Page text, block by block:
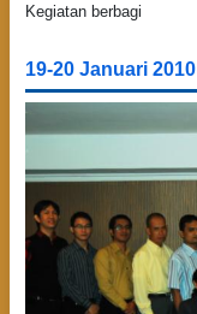
Kegiatan berbagi
19-20 Januari 2010